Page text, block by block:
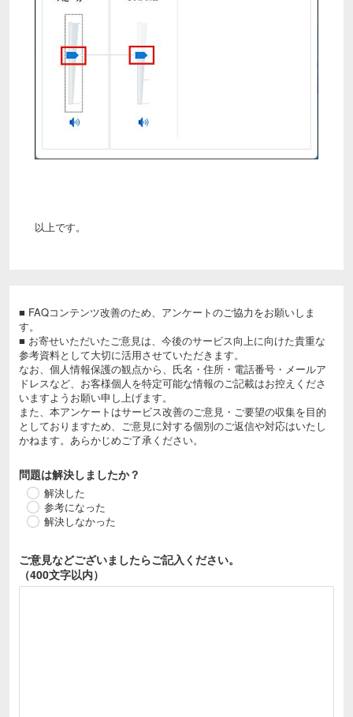
以上です。
■ FAQコンテンツ改善のため、アンケートのご協力をお願いしま
す。
■ お寄せいただいたご意見は、今後のサービス向上に向けた貴重な
参考資料として大切に活用させていただきます。
なお、個人情報保護の観点から、氏名・住所・電話番号・メールア
ドレスなど、お客様個人を特定可能な情報のご記載はお控えくださ
いますようお願い申し上げます。
また、本アンケートはサービス改善のご意見・ご要望の収集を目的
としておりますため、ご意見に対する個別のご返信や対応はいたし
かねます。あらかじめご了承ください。
問題は解決しましたか？
解決した
参考になった
解決しなかった
ご意見などございましたらご記入ください。
（400文字以内）